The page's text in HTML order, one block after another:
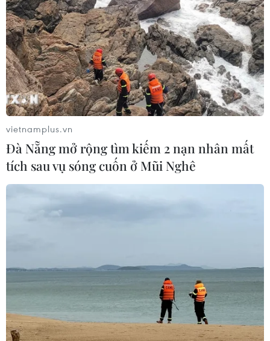
vietnamplus.vn
Đà Nẵng mở rộng tìm kiếm 2 nạn nhân mất
tích sau vụ sóng cuốn ở Mũi Nghê